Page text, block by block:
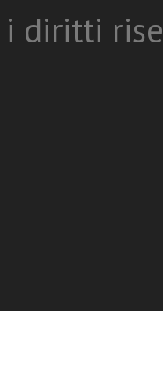
i diritti